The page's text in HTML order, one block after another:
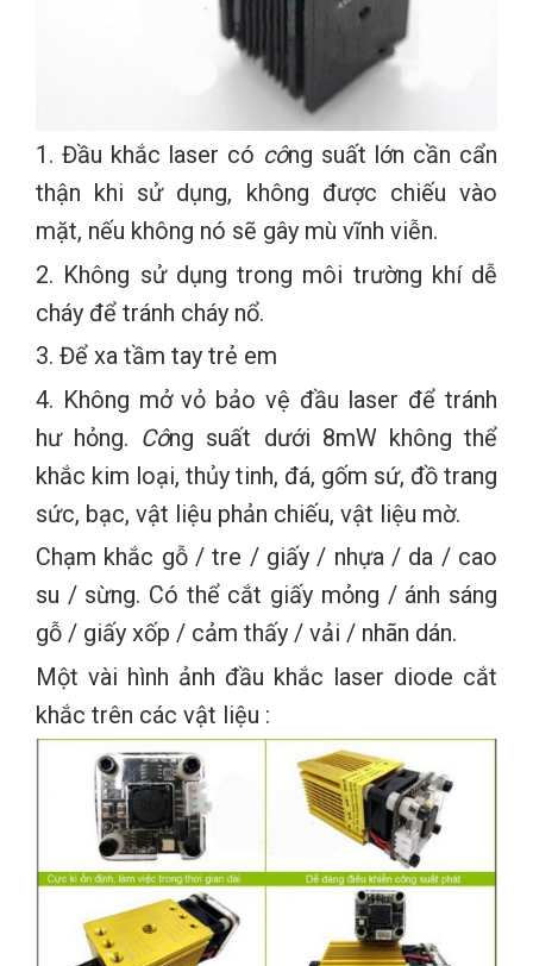
1. Đầu khắc laser có công suất lớn cần cẩn
thận khi sử dụng, không được chiếu vào
mặt, nếu không nó sẽ gây mù vĩnh viễn.
2. Không sử dụng trong môi trường khí dễ
cháy để tránh cháy nổ.
3. Để xa tầm tay trẻ em
4. Không mở vỏ bảo vệ đầu laser để tránh
hư hỏng. Công suất dưới 8mW không thể
khắc kim loại, thủy tinh, đá, gốm sứ, đồ trang
sức, bạc, vật liệu phản chiếu, vật liệu mờ.
Chạm khắc gỗ / tre / giấy / nhựa / da / cao
su / sừng. Có thể cắt giấy mỏng / ánh sáng
gỗ / giấy xốp / cảm thấy / vải / nhãn dán.
Một vài hình ảnh đầu khắc laser diode cắt
khắc trên các vật liệu :